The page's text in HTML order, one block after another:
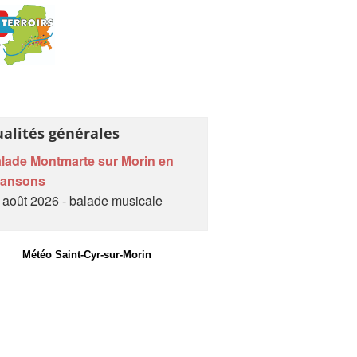
générales
Montmarte sur Morin en
2026 - balade musicale
Météo Saint-Cyr-sur-Morin